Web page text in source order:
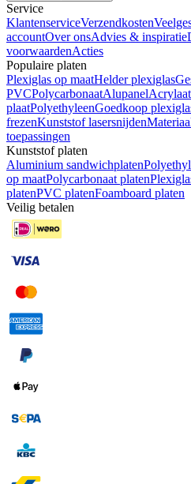
Service
KlantenserviceVerzendkosten
accountOver onsAdvies & inspiratie
voorwaardenActies
Populaire platen
Plexiglas op maatHelder plexiglas
PVCPolycarbonaatAlupanel
plaatPolyethyleenGoedkoop
frezenKunststof lasersnijden
toepassingen
Kunststof platen
Aluminium sandwichplaten
op maatPolycarbonaat platen
platenPVC platenFoamboard platen
Veilig betalen